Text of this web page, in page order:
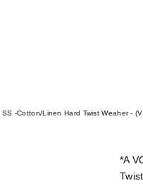
-Cotton/Linen Hard Twist Weaher -
*A